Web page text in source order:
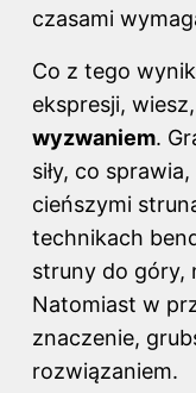
czasami
Co z tego
ekspresji,
wyzwaniem.
siły, co
cieńszymi
technikach
struny do góry,
Natomiast w
znaczenie,
rozwiązaniem.